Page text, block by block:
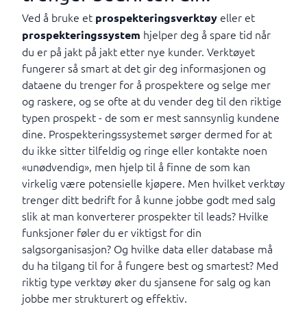
Ved å bruke et prospekteringsverktøy eller et
prospekteringssystem hjelper deg å spare tid når
du er på jakt på jakt etter nye kunder. Verktøyet
fungerer så smart at det gir deg informasjonen og
dataene du trenger for å prospektere og selge mer
og raskere, og se ofte at du vender deg til den riktige
typen prospekt - de som er mest sannsynlig kundene
dine. Prospekteringssystemet sørger dermed for at
du ikke sitter tilfeldig og ringe eller kontakte noen
«unødvendig», men hjelp til å finne de som kan
virkelig være potensielle kjøpere. Men hvilket verktøy
trenger ditt bedrift for å kunne jobbe godt med salg
slik at man konverterer prospekter til leads? Hvilke
funksjoner føler du er viktigst for din
salgsorganisasjon? Og hvilke data eller database må
du ha tilgang til for å fungere best og smartest? Med
riktig type verktøy øker du sjansene for salg og kan
jobbe mer strukturert og effektiv.